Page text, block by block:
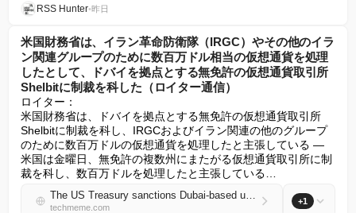
RSS Hunter•昨日
米国財務省は、イラン革命防衛隊（IRGC）やその他のイラ
ン関連グループのために数百万ドル相当の仮想通貨を処理
したとして、ドバイを拠点とする無免許の仮想通貨取引所
Shelbitに制裁を科した（ロイター通信）
ロイター：
米国財務省は、ドバイを拠点とする無免許の仮想通貨取引所
Shelbitに制裁を科し、IRGCおよびイラン関連の他のグループ
のために数百万ドルの仮想通貨を処理したと主張している —
米国は金曜日、無免許の複数州にまたがる仮想通貨取引所に制
裁を科し、数百万ドルを処理したと主張している…
The US Treasury sanctions Dubai-based unlicensed crypto exchange Shelbit, alleging it processed millions in crypto for IRGC and other Iran-linked groups (Reuters)
techmeme.com
+1